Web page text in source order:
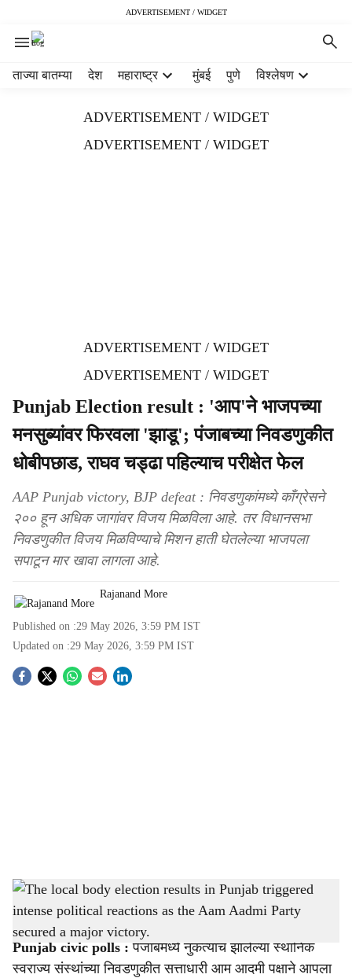
ADVERTISEMENT / WIDGET
ताज्या बातम्या देश महाराष्ट्र मुंबई पुणे विश्लेषण
ADVERTISEMENT / WIDGET
ADVERTISEMENT / WIDGET
ADVERTISEMENT / WIDGET
ADVERTISEMENT / WIDGET
Punjab Election result : 'आप'ने भाजपच्या
मनसुब्यांवर फिरवला 'झाडू'; पंजाबच्या निवडणुकीत
धोबीपछाड, राघव चड्ढा पहिल्याच परीक्षेत फेल
AAP Punjab victory, BJP defeat : निवडणुकांमध्ये काँग्रेसने
२०० हून अधिक जागांवर विजय मिळविला आहे. तर विधानसभा
निवडणुकीत विजय मिळविण्याचे मिशन हाती घेतलेल्या भाजपला
सपाटून मार खावा लागला आहे.
Rajanand More
Published on :29 May 2026, 3:59 PM IST
Updated on :29 May 2026, 3:59 PM IST
S
h
a
r
The local body election results in Punjab triggered intense political reactions as the Aam
Aadmi Party secured a major victory. (AI Image)
-Sarkarnama
Punjab civic polls : पंजाबमध्ये नुकत्याच झालेल्या स्थानिक
स्वराज्य संस्थांच्या निवडणुकीत सत्ताधारी आम आदमी पक्षाने आपला